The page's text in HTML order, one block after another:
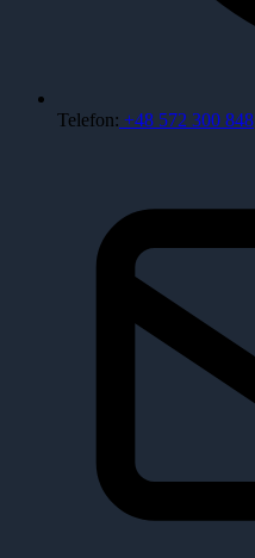
Telefon: +48 572 300 848